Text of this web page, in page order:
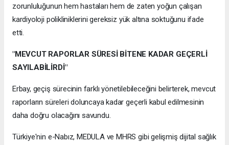
zorunluluğunun hem hastaları hem de zaten yoğun çalışan
kardiyoloji polikliniklerini gereksiz yük altına soktuğunu ifade
etti.
"MEVCUT RAPORLAR SÜRESİ BİTENE KADAR GEÇERLİ
SAYILABİLİRDİ"
Erbay, geçiş sürecinin farklı yönetilebileceğini belirterek, mevcut
raporların süreleri doluncaya kadar geçerli kabul edilmesinin
daha doğru olacağını savundu.
Türkiye'nin e-Nabız, MEDULA ve MHRS gibi gelişmiş dijital sağlık